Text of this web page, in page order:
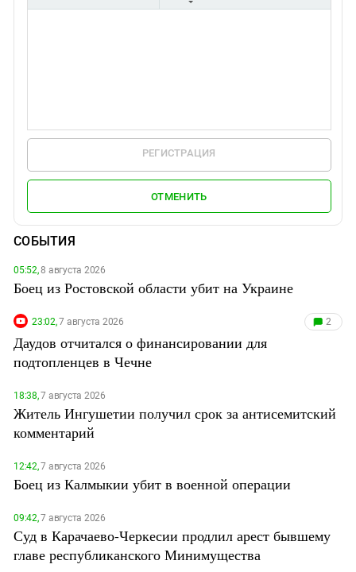
РЕГИСТРАЦИЯ
ОТМЕНИТЬ
СОБЫТИЯ
05:52,8 августа 2026
Боец из Ростовской области убит на Украине
23:02,7 августа 2026 2
Даудов отчитался о финансировании для
подтопленцев в Чечне
18:38,7 августа 2026
Житель Ингушетии получил срок за антисемитский
комментарий
12:42,7 августа 2026
Боец из Калмыкии убит в военной операции
09:42,7 августа 2026
Суд в Карачаево-Черкесии продлил арест бывшему
главе республиканского Минимущества